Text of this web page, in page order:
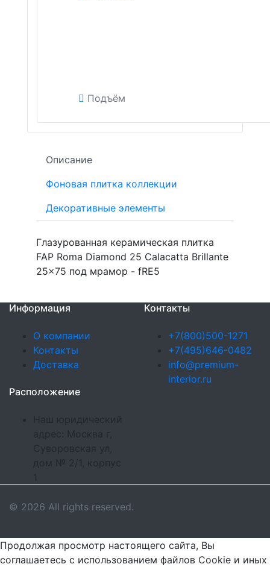
Подъём
Описание
Фоновая плитка коллекции
Декоративные элементы
Глазурованная керамическая плитка
FAP Roma Diamond 25 Calacatta Brillante
25x75 под мрамор - fRE5
Информация
О компании
Контакты
Доставка
Контакты
+7(800)500-1271
+7(495)646-0482
info@premium-
interior.ru
Расположение
Наш юридический
адрес: Москва г,
Суворовская ул,
дом № 2/1, корпус
© 2026 All rights reserved.
Продолжая просмотр настоящего сайта, Вы
соглашаетесь с использованием файлов Cookie и иных